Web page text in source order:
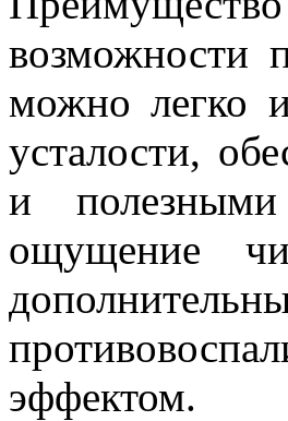
возможности
можно легко
усталости,
и полезными
ощущение
эффектом.